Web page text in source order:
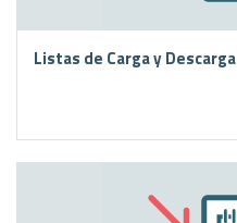
Listas de Carga y Descarga